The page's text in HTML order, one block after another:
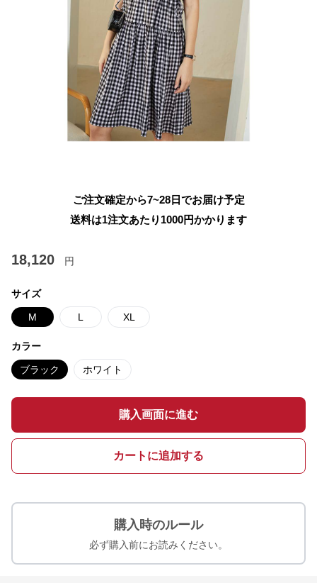
ご注文確定から7~28日でお届け予定
送料は1注文あたり 1000円かかります
18,120 円
サイズ
M L XL
カラー
ブラック ホワイト
購入画面に進む
カートに追加する
購入時のルール
必ず購入前にお読みください。